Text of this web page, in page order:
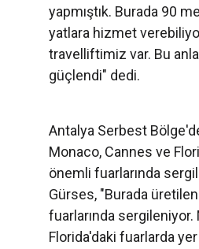
yapmıştık. Burada 90
yatlara hizmet
travelliftimiz var. Bu
güçlendi" dedi.
Antalya Serbest
Monaco, Cannes ve
önemli fuarlarında
Gürses, "Burada
fuarlarında sergileniyor.
Florida'daki fuarlarda